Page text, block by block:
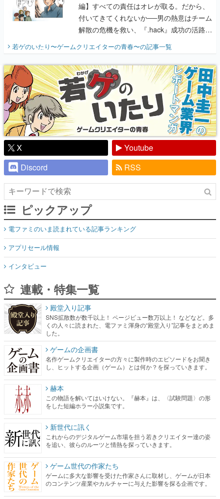
編】すべての責任はオレが取る。だから、
付いてきてくれないか──男の熱意はチーム
解散の危機を救い、『.hack』成功の活路を
開く。業界の快男児・松山 洋に流れる血は
『少年ジャンプ』色だった【若ゲのいた
り】
若ゲのいたり〜ゲームクリエイターの青春〜の記事一覧
X
Youtube
Discord
RSS
ピックアップ
電ファミのいま読まれている記事ランキング
アプリセール情報
インタビュー
連載・特集一覧
殿堂入り記事
SNS拡散数が数千以上！ ページビュー数万以上！ などなど。多
くの人々に読まれた、電ファミ渾身の“殿堂入り”記事をまとめま
した。
ゲームの企画書
名作ゲームクリエイターの方々に製作時のエピソードをお聞き
し、ヒットする企画（ゲーム）とは何か？を探っていきます。
赫本
この物語を解いてはいけない。『赫本』は、〈試験問題〉の形
をした短編ホラー小説集です。
新世代に訊く
これからのデジタルゲーム市場を担う若きクリエイター達の姿
を追い、彼らのルーツと情熱を探っていきます。
ゲーム世代の作家たち
ゲームに多大な影響を受けた作家さんに取材し、ゲームが日本
のコンテンツ産業やカルチャーに与えた影響を探る企画です。